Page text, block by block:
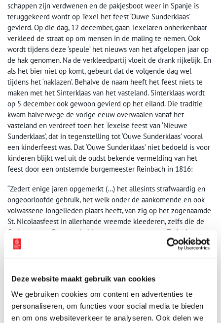
Deze website maakt gebruik van cookies
We gebruiken cookies om content en advertenties te
personaliseren, om functies voor social media te bieden
en om ons websiteverkeer te analyseren. Ook delen we
schappen zijn verdwenen en de pakjesboot weer in Spanje is
teruggekeerd wordt op Texel het feest ‘Ouwe Sunderklaas’
gevierd. Op die dag, 12 december, gaan Texelaren onherkenbaar
verkleed de straat op om mensen in de maling te nemen. Ook
wordt tijdens deze ‘speule’ het nieuws van het afgelopen jaar op
de hak genomen. Na de verkleedpartij vloeit de drank rijkelijk. En
als het bier niet op komt, gebeurt dat de volgende dag wel
tijdens het ‘naklazen’. Behalve de naam heeft het feest niets te
maken met het Sinterklaas van het vasteland. Sinterklaas wordt
op 5 december ook gewoon gevierd op het eiland. Die traditie
kwam halverwege de vorige eeuw overwaaien vanaf het
vasteland en verdreef toen het Texelse feest van ‘Nieuwe
Sunderklaas’, dat in tegenstelling tot ‘Ouwe Sunderklaas’ vooral
een kinderfeest was. Dat ‘Ouwe Sunderklaas’ niet bedoeld is voor
kinderen blijkt wel uit de oudst bekende vermelding van het
feest door een ontstemde burgemeester Reinbach in 1816:
“Zedert enige jaren opgemerkt (…) het allesints strafwaardig en
ongeoorloofde gebruik, het welk onder de aankomende en ook
volwassene Jongelieden plaats heeft, van zig op het zogenaamde
St. Nicolaasfeest in allerhande vreemde kleederen, zelfs die de
Gedaante van Beesten hebben, te vermommen, en Zodanig toe te
takelen, dat zij geheel onkenbaar zijn, en als dan onder dat
aldaar zijnde Jonge kinderen Schrik in te boesemen, maar ook
voorts Twist en Tweedragt te verwekken.” (Bron: Rob van Ginkel,
Groen-Zwart, Texels in het hart.)